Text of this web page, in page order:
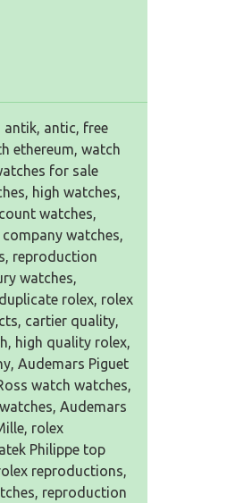
antik, antic, free
ethereum, watch
for sale
high watches,
watches,
watches,
reproduction
watches,
rolex, rolex
cartier quality,
high quality rolex,
Audemars Piguet
watch watches,
Audemars
rolex
Philippe top
reproductions,
reproduction